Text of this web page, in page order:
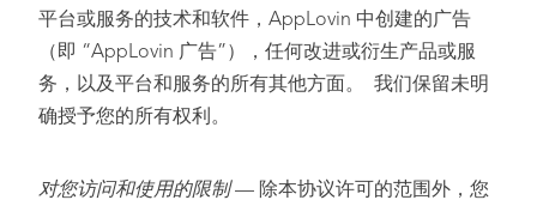
平台或服务的技术和软件，AppLovin 中创建的广告
（即 “AppLovin 广告”），任何改进或衍生产品或服
务，以及平台和服务的所有其他方面。 我们保留未明
确授予您的所有权利。
对您访问和使用的限制— 除本协议许可的范围外，您